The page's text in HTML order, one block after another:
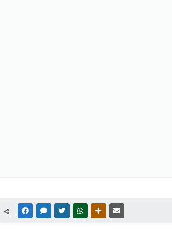
FACEBOOKMESSENGER
TWITTERWHATSAPPOUTRAS MÍDIAS